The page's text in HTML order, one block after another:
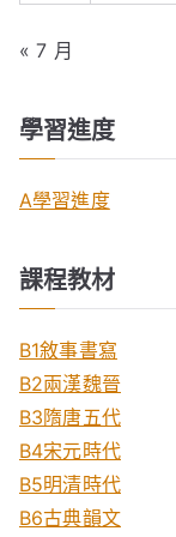
« 7 月
學習進度
A學習進度
課程教材
B1敘事書寫
B2兩漢魏晉
B3隋唐五代
B4宋元時代
B5明清時代
B6古典韻文